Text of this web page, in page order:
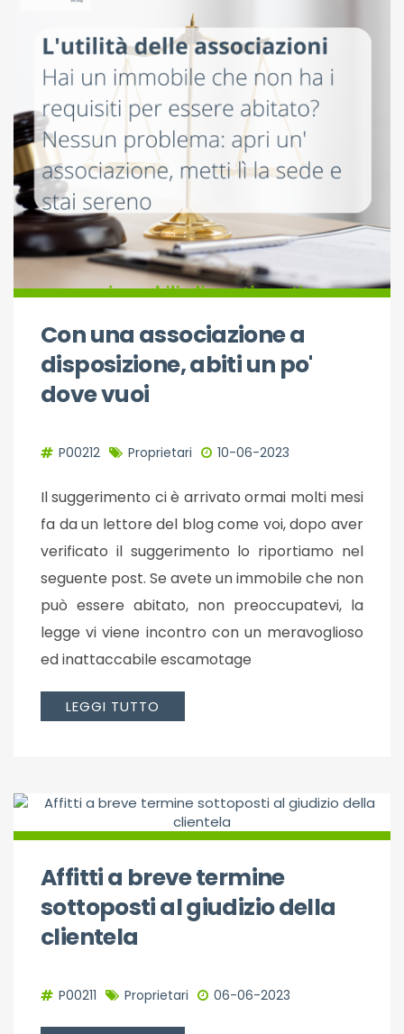
Con una associazione a
disposizione, abiti un po'
dove vuoi
P00212 Proprietari 10-06-2023
Il suggerimento ci è arrivato ormai molti mesi
fa da un lettore del blog come voi, dopo aver
verificato il suggerimento lo riportiamo nel
seguente post. Se avete un immobile che non
può essere abitato, non preoccupatevi, la
legge vi viene incontro con un meravoglioso
ed inattaccabile escamotage
LEGGI TUTTO
Affitti a breve termine
sottoposti al giudizio della
clientela
P00211 Proprietari 06-06-2023